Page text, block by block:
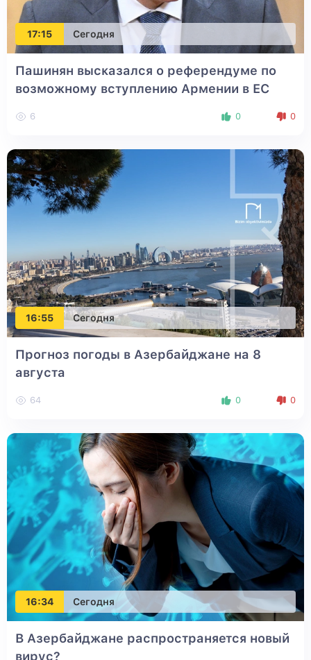
17:15 Сегодня
Пашинян высказался о референдуме по
возможному вступлению Армении в ЕС
6 0 0
16:55 Сегодня
Прогноз погоды в Азербайджане на 8
августа
64 0 0
16:34 Сегодня
В Азербайджане распространяется новый
вирус?